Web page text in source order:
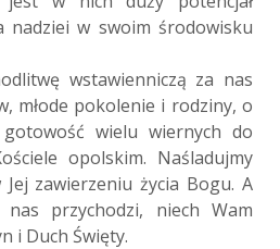
nadziei w swoim środowisku
wstawienniczą za nas
młode pokolenie i rodziny, o
wielu wiernych do
opolskim. Naśladujmy
zawierzeniu życia Bogu. A
przychodzi, niech Wam
i Duch Święty.